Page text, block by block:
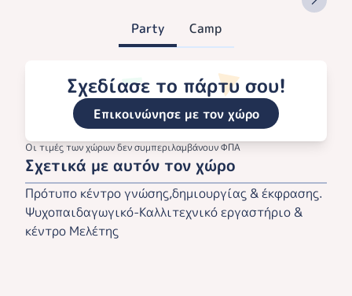
Party Camp
Σχεδίασε το πάρτυ σου!
Επικοινώνησε με τον χώρο
Οι τιμές των χώρων δεν συμπεριλαμβάνουν ΦΠΑ
Σχετικά με αυτόν τον χώρο
Πρότυπο κέντρο γνώσης,δημιουργίας & έκφρασης.
Ψυχοπαιδαγωγικό-Καλλιτεχνικό εργαστήριο &
κέντρο Μελέτης